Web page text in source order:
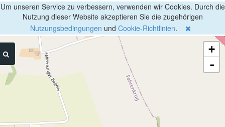
Um unseren Service zu verbessern, verwenden wir Cookies. Durch die
Nutzung dieser Website akzeptieren Sie die zugehörigen
Nutzungsbedingungen und Cookie-Richtlinien.
+
-